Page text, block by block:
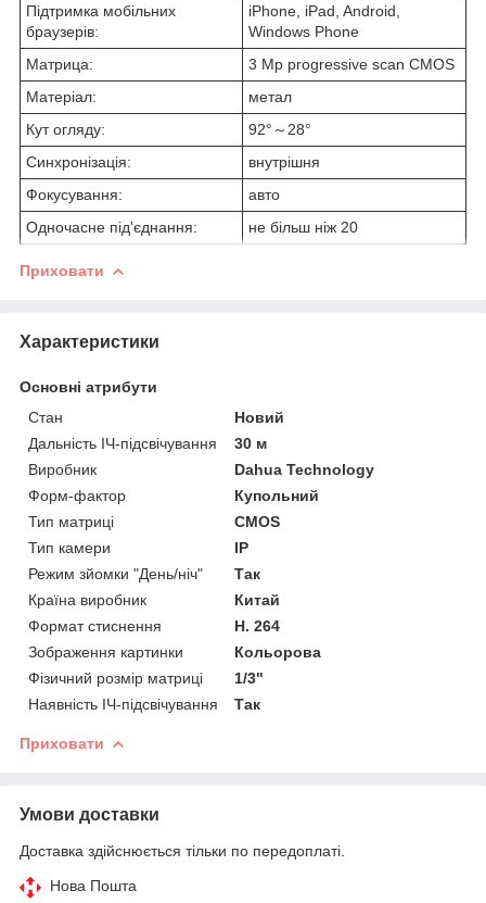
Підтримка мобільних
браузерів:
iPhone, iPad, Android,
Windows Phone
Матрица:
3 Mp progressive scan CMOS
Матеріал:
метал
Кут огляду:
92°～28°
Синхронізація:
внутрішня
Фокусування:
авто
Одночасне під'єднання:
не більш ніж 20
Приховати
Характеристики
Основні атрибути
Стан
Новий
Дальність ІЧ-підсвічування
30 м
Виробник
Dahua Technology
Форм-фактор
Купольний
Тип матриці
CMOS
Тип камери
IP
Режим зйомки "День/ніч"
Так
Країна виробник
Китай
Формат стиснення
H. 264
Зображення картинки
Кольорова
Фізичний розмір матриці
1/3"
Наявність ІЧ-підсвічування
Так
Приховати
Умови доставки
Доставка здійснюється тільки по передоплаті.
Нова Пошта